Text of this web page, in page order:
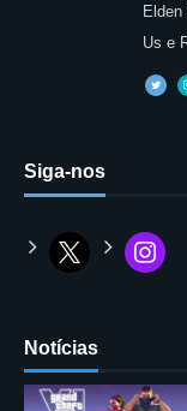
Us e
Siga-nos
Notícias